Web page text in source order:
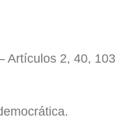
Artículos 2, 40, 103